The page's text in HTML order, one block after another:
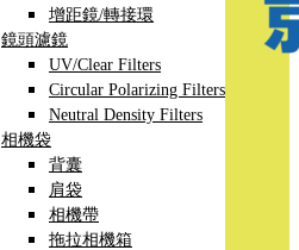
增距鏡/轉接環
鏡頭濾鏡
UV/Clear Filters
Circular Polarizing Filters
Neutral Density Filters
相機袋
背囊
肩袋
相機帶
拖拉相機箱